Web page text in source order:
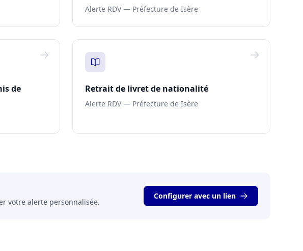
Alerte RDV — Préfecture de Isère
de
Retrait de livret de nationalité
Alerte RDV — Préfecture de Isère
votre alerte personnalisée.
Configurer avec un lien